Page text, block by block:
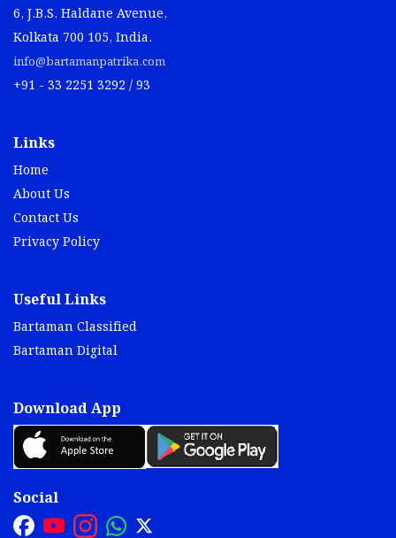
6, J.B.S. Haldane Avenue,
Kolkata 700 105, India.
info@bartamanpatrika.com
+91 - 33 2251 3292 / 93
Links
Home
About Us
Contact Us
Privacy Policy
Useful Links
Bartaman Classified
Bartaman Digital
Download App
Social